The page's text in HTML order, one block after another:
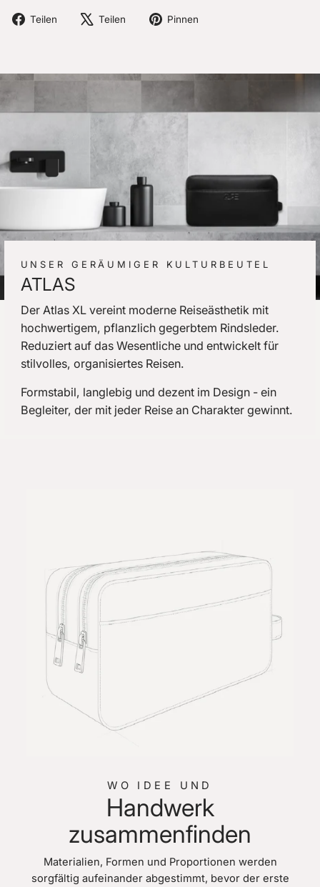
Teilen
Auf
Teilen
Auf
Pinnen
UNSER GERÄUMIGER KULTURBEUTEL
ATLAS
Der Atlas XL vereint moderne Reiseästhetik mit
hochwertigem, pflanzlich gegerbtem Rindsleder.
Reduziert auf das Wesentliche und entwickelt für
stilvolles, organisiertes Reisen.
Formstabil, langlebig und dezent im Design - ein
Begleiter, der mit jeder Reise an Charakter gewinnt.
WO IDEE UND
Handwerk
zusammenfinden
Materialien, Formen und Proportionen werden
sorgfältig aufeinander abgestimmt, bevor der erste